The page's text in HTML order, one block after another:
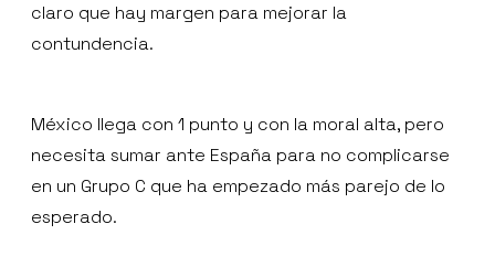
claro que hay margen para mejorar la
contundencia.
México llega con 1 punto y con la moral alta, pero
necesita sumar ante España para no complicarse
en un Grupo C que ha empezado más parejo de lo
esperado.